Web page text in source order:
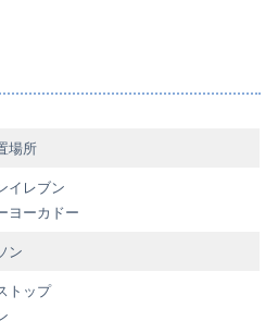
場所
イレブン
ヨーカドー
ン
トップ